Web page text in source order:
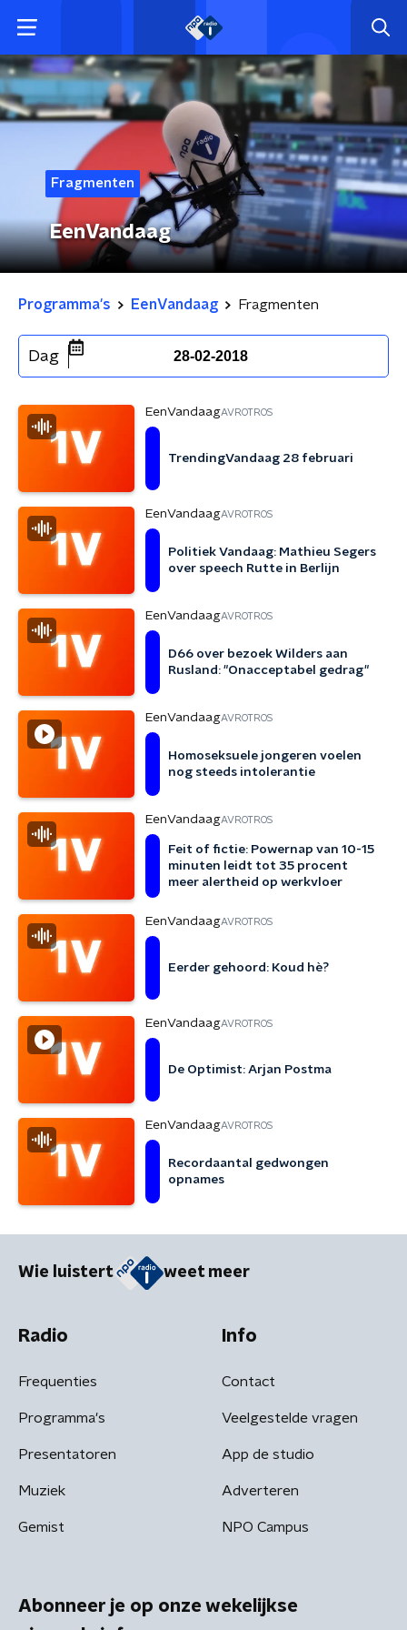
Fragmenten
EenVandaag
Programma's EenVandaag Fragmenten
Dag 28-02-2018
EenVandaagAVROTROS
TrendingVandaag 28 februari
EenVandaagAVROTROS
Politiek Vandaag: Mathieu Segers
over speech Rutte in Berlijn
EenVandaagAVROTROS
D66 over bezoek Wilders aan
Rusland: "Onacceptabel gedrag"
EenVandaagAVROTROS
Homoseksuele jongeren voelen
nog steeds intolerantie
EenVandaagAVROTROS
Feit of fictie: Powernap van 10-15
minuten leidt tot 35 procent
meer alertheid op werkvloer
EenVandaagAVROTROS
Eerder gehoord: Koud hè?
EenVandaagAVROTROS
De Optimist: Arjan Postma
EenVandaagAVROTROS
Recordaantal gedwongen
opnames
Wie luistert weet meer
Radio
Frequenties
Programma's
Presentatoren
Muziek
Gemist
Info
Contact
Veelgestelde vragen
App de studio
Adverteren
NPO Campus
Abonneer je op onze wekelijkse